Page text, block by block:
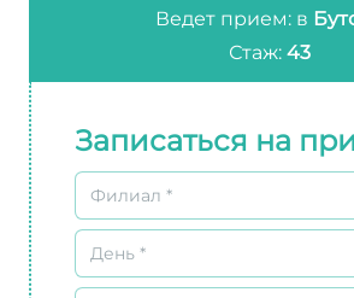
Ведет прием: в
Стаж: 43
Записаться на
Филиал *
День *